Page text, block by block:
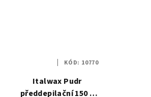
Italwax Pudr
předdepilační 150 g
KÓD: 10770